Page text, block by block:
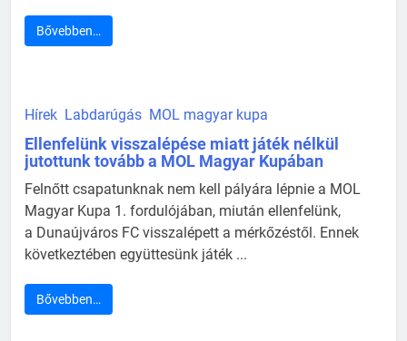
Bővebben…
Hírek Labdarúgás MOL magyar kupa
Ellenfelünk visszalépése miatt játék nélkül
jutottunk tovább a MOL Magyar Kupában
Felnőtt csapatunknak nem kell pályára lépnie a MOL
Magyar Kupa 1. fordulójában, miután ellenfelünk,
a Dunaújváros FC visszalépett a mérkőzéstől. Ennek
következtében együttesünk játék ...
Bővebben…